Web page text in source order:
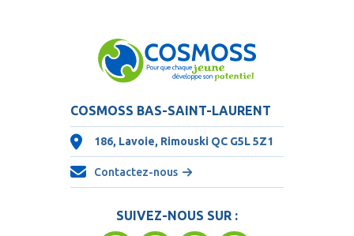
COSMOSS BAS-SAINT-LAURENT
186, Lavoie, Rimouski QC G5L 5Z1
Contactez-nous
SUIVEZ-NOUS SUR :